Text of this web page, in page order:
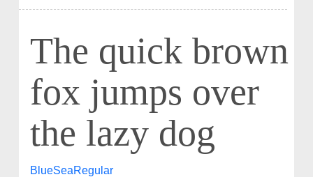
The quick brown
fox jumps over
the lazy dog
BlueSeaRegular